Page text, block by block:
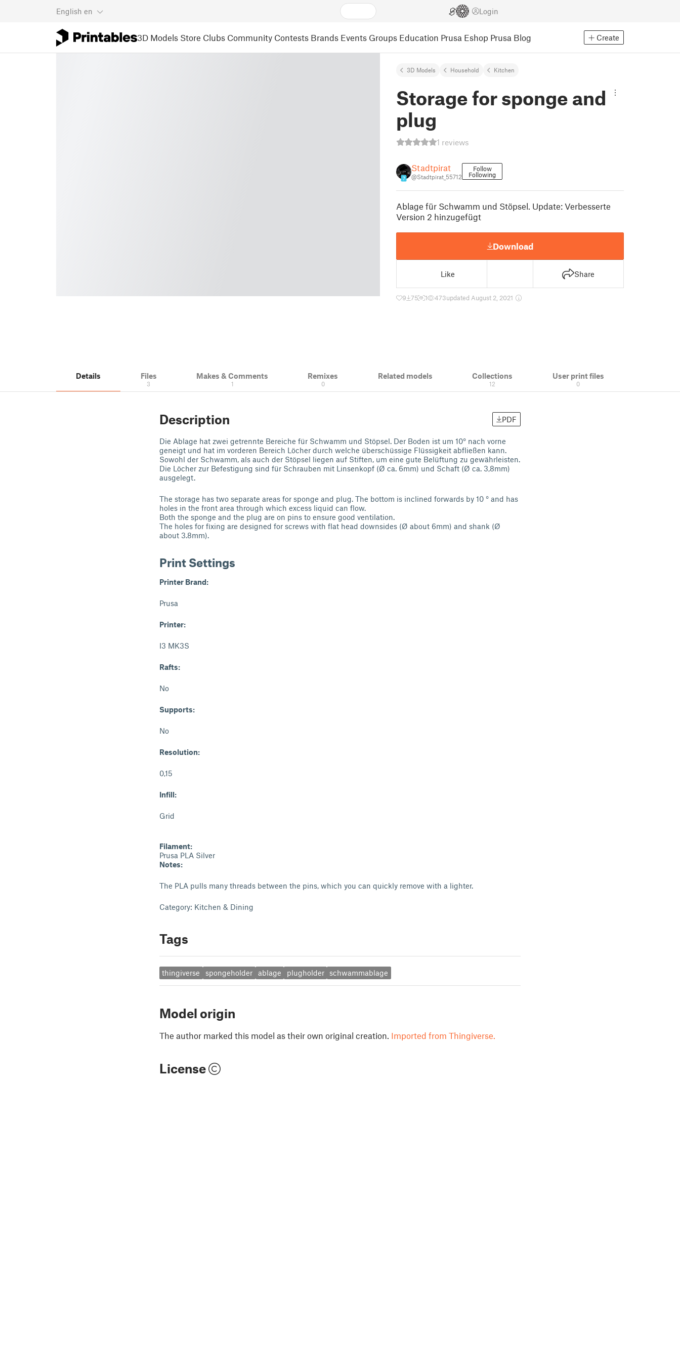
English en Login
3D Models Store Clubs Community Contests Brands Events Groups Education Prusa Eshop Prusa Blog Create
3D Models Household Kitchen
Storage for sponge and
plug
1 reviews
7
Stadtpirat
@Stadtpirat_55712
Follow
Following
Ablage für Schwamm und Stöpsel. Update: Verbesserte
Version 2 hinzugefügt
Download
Like Share
9 75 1 473updated August 2, 2021
Details Files
3
Makes & Comments
1
Remixes
0
Related models Collections
12
User print files
0
Description PDF
Die Ablage hat zwei getrennte Bereiche für Schwamm und Stöpsel. Der Boden ist um 10° nach vorne
geneigt und hat im vorderen Bereich Löcher durch welche überschüssige Flüssigkeit abfließen kann.
Sowohl der Schwamm, als auch der Stöpsel liegen auf Stiften, um eine gute Belüftung zu gewährleisten.
Die Löcher zur Befestigung sind für Schrauben mit Linsenkopf (Ø ca. 6mm) und Schaft (Ø ca. 3,8mm)
ausgelegt.
The storage has two separate areas for sponge and plug. The bottom is inclined forwards by 10 ° and has
holes in the front area through which excess liquid can flow.
Both the sponge and the plug are on pins to ensure good ventilation.
The holes for fixing are designed for screws with flat head downsides (Ø about 6mm) and shank (Ø
about 3.8mm).
Print Settings
Printer Brand:
Prusa
Printer:
I3 MK3S
Rafts:
No
Supports:
No
Resolution:
0,15
Infill:
Grid
Filament:
Prusa PLA Silver
Notes:
The PLA pulls many threads between the pins, which you can quickly remove with a lighter.
Category: Kitchen & Dining
Tags
thingiverse spongeholder ablage plugholder schwammablage
Model origin
The author marked this model as their own original creation. Imported from Thingiverse.
License